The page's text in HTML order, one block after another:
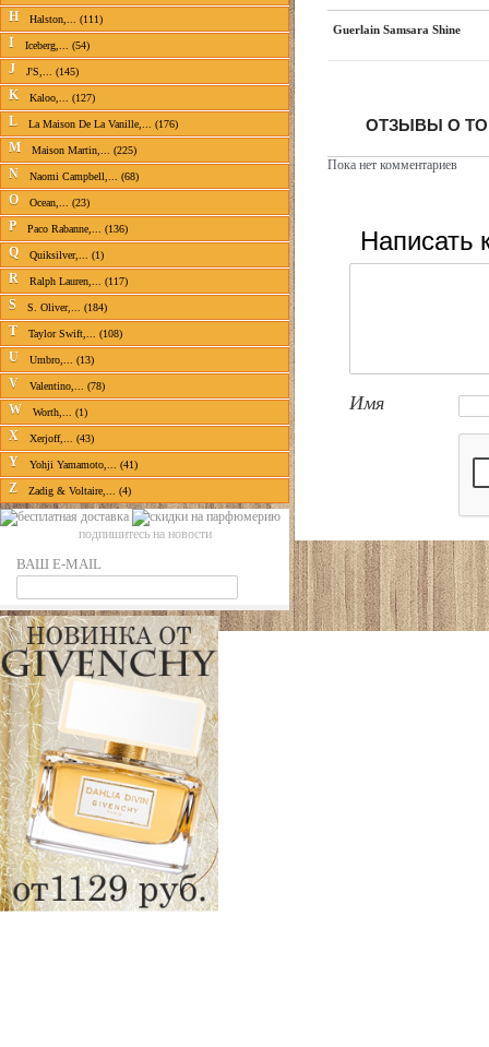
H Halston,... (111)
I Iceberg,... (54)
J J'S,... (145)
K Kaloo,... (127)
L La Maison De La Vanille,... (176)
M Maison Martin,... (225)
N Naomi Campbell,... (68)
O Ocean,... (23)
P Paco Rabanne,... (136)
Q Quiksilver,... (1)
R Ralph Lauren,... (117)
S S. Oliver,... (184)
T Taylor Swift,... (108)
U Umbro,... (13)
V Valentino,... (78)
W Worth,... (1)
X Xerjoff,... (43)
Y Yohji Yamamoto,... (41)
Z Zadig & Voltaire,... (4)
подпишитесь на новости
ВАШ E-MAIL
Guerlain Samsara Shine
ОТЗЫВЫ О
Пока нет комментариев
Написать
Имя